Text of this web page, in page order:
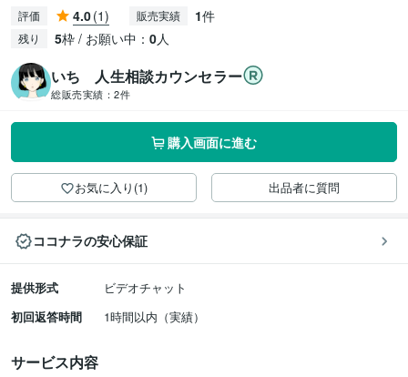
評価 4.0(1) 販売実績 1件
残り 5枠 / お願い中： 0人
いち 人生相談カウンセラー
総販売実績： 2件
購入画面に進む
お気に入り(1) 出品者に質問
ココナラの安心保証
提供形式
ビデオチャット
初回返答時間
1時間以内（実績）
サービス内容